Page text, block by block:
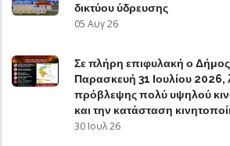
δικτύου ύδρευσης
05 Αυγ 26
Σε πλήρη επιφυλακή ο
Παρασκευή 31 Ιουλίου 2026,
πρόβλεψης πολύ υψηλού
και την κατάσταση
30 Ιουλ 26